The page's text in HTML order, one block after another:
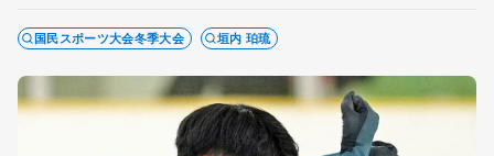
国民スポーツ大会冬季大会 垣内 珀琉